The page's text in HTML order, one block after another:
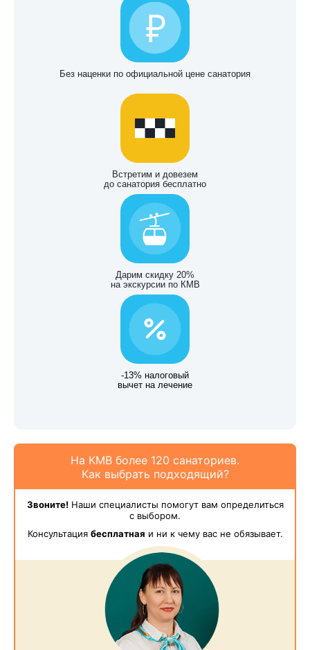
Без наценки по официальной цене санатория
Встретим и довезем
до санатория бесплатно
Дарим скидку 20%
на экскурсии по КМВ
-13% налоговый
вычет на лечение
На КМВ более 120 санаториев.
Как выбрать подходящий?
Звоните!Наши специалисты помогут вам определиться
с выбором.
Консультация бесплатная и ни к чему вас не обязывает.